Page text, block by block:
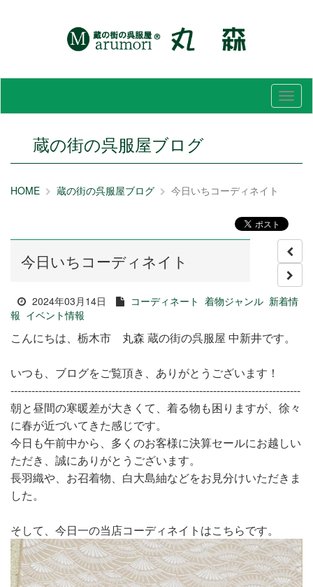
メ
ニ
蔵の街の呉服屋ブログ
HOME 蔵の街の呉服屋ブログ 今日いちコーディネイト
今日いちコーディネイト
2024年03月14日 コーディネート 着物ジャンル 新着情
報 イベント情報
こんにちは、栃木市 丸森 蔵の街の呉服屋 中新井です。
いつも、ブログをご覧頂き、ありがとうございます！
-----------------------------------------------------------------------------------
朝と昼間の寒暖差が大きくて、着る物も困りますが、徐々
に春が近づいてきた感じです。
今日も午前中から、多くのお客様に決算セールにお越しい
ただき、誠にありがとうございます。
長羽織や、お召着物、白大島紬などをお見分けいただきま
した。
そして、今日一の当店コーディネイトはこちらです。